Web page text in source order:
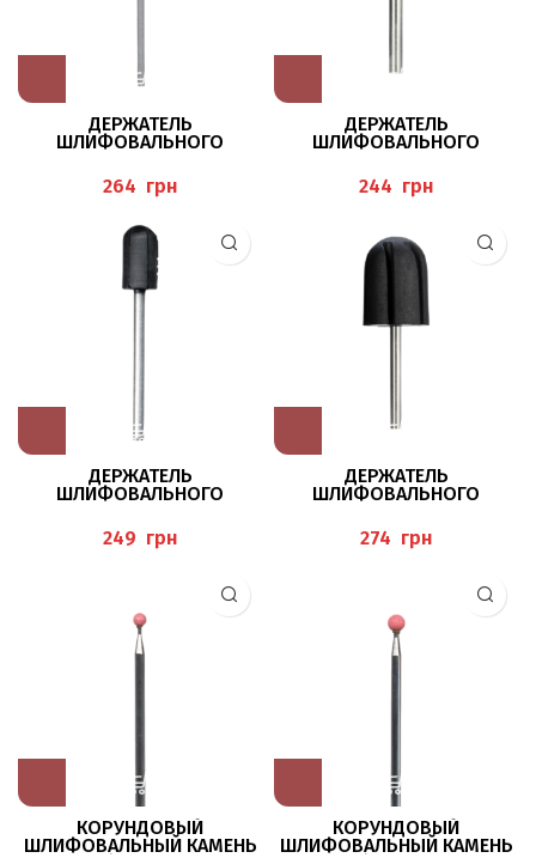
ДЕРЖАТЕЛЬ
ШЛИФОВАЛЬНОГО
грн
ДЕРЖАТЕЛЬ
ШЛИФОВАЛЬНОГО
грн
ДЕРЖАТЕЛЬ
ШЛИФОВАЛЬНОГО
грн
ДЕРЖАТЕЛЬ
ШЛИФОВАЛЬНОГО
грн
КОРУНДОВЫЙ
ШЛИФОВАЛЬНЫЙ КАМЕНЬ
КОРУНДОВЫЙ
ШЛИФОВАЛЬНЫЙ КАМЕНЬ